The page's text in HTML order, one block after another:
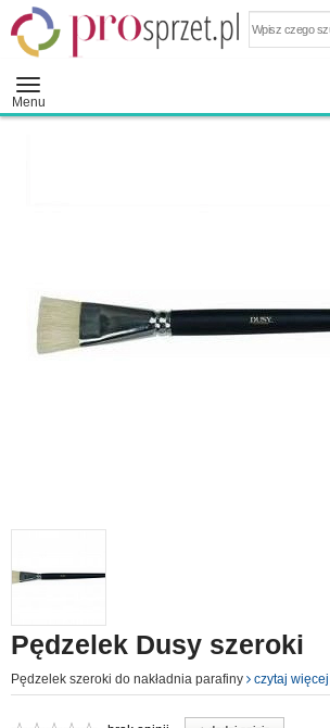
Menu
Pędzelek Dusy szeroki
Pędzelek szeroki do nakładnia parafiny czytaj więcej